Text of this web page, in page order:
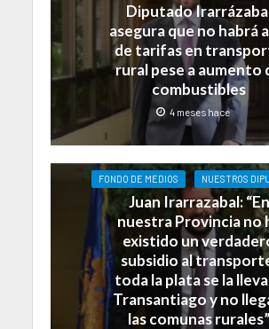
Diputado
asegura que no habrá
de tarifas en
rural pese a aumento
combustibles
4 meses hace
FONDO DE MEDIOS NUESTROS
Juan Irarrazabal: “En
nuestra Provincia no
existido un
subsidio al
toda la plata se la
Transantiago y no
las comunas rurales”